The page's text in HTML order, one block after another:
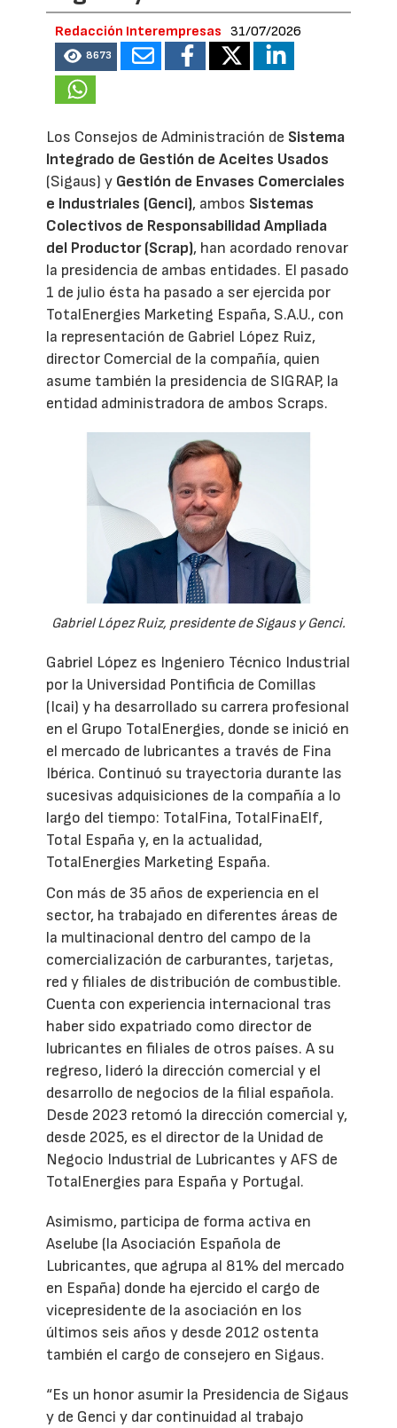
Redacción Interempresas 31/07/2026
8673
Los Consejos de Administración de Sistema
Integrado de Gestión de Aceites Usados
(Sigaus) y Gestión de Envases Comerciales
e Industriales (Genci), ambos Sistemas
Colectivos de Responsabilidad Ampliada
del Productor (Scrap), han acordado renovar
la presidencia de ambas entidades. El pasado
1 de julio ésta ha pasado a ser ejercida por
TotalEnergies Marketing España, S.A.U., con
la representación de Gabriel López Ruiz,
director Comercial de la compañía, quien
asume también la presidencia de SIGRAP, la
entidad administradora de ambos Scraps.
Gabriel López Ruiz, presidente de Sigaus y Genci.
Gabriel López es Ingeniero Técnico Industrial
por la Universidad Pontificia de Comillas
(Icai) y ha desarrollado su carrera profesional
en el Grupo TotalEnergies, donde se inició en
el mercado de lubricantes a través de Fina
Ibérica. Continuó su trayectoria durante las
sucesivas adquisiciones de la compañía a lo
largo del tiempo: TotalFina, TotalFinaElf,
Total España y, en la actualidad,
TotalEnergies Marketing España.
Con más de 35 años de experiencia en el
sector, ha trabajado en diferentes áreas de
la multinacional dentro del campo de la
comercialización de carburantes, tarjetas,
red y filiales de distribución de combustible.
Cuenta con experiencia internacional tras
haber sido expatriado como director de
lubricantes en filiales de otros países. A su
regreso, lideró la dirección comercial y el
desarrollo de negocios de la filial española.
Desde 2023 retomó la dirección comercial y,
desde 2025, es el director de la Unidad de
Negocio Industrial de Lubricantes y AFS de
TotalEnergies para España y Portugal.
Asimismo, participa de forma activa en
Aselube (la Asociación Española de
Lubricantes, que agrupa al 81% del mercado
en España) donde ha ejercido el cargo de
vicepresidente de la asociación en los
últimos seis años y desde 2012 ostenta
también el cargo de consejero en Sigaus.
“Es un honor asumir la Presidencia de Sigaus
y de Genci y dar continuidad al trabajo